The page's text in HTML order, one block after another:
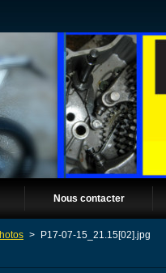
Nous contacter
> P17-07-15_21.15[02].jpg